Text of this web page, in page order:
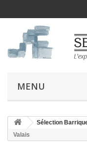
MENU
Sélection
Valais